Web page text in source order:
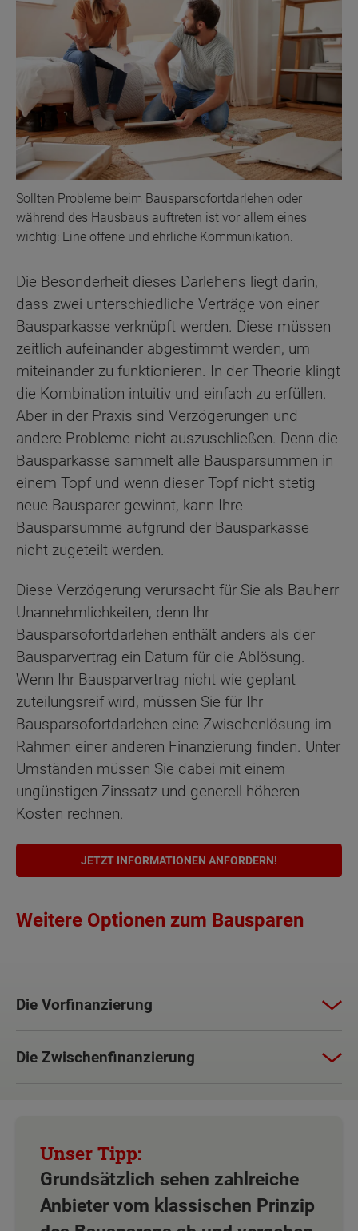
Sollten Probleme beim Bausparsofortdarlehen oder
während des Hausbaus auftreten ist vor allem eines
wichtig: Eine offene und ehrliche Kommunikation.
Die Besonderheit dieses Darlehens liegt darin,
dass zwei unterschiedliche Verträge von einer
Bausparkasse verknüpft werden. Diese müssen
zeitlich aufeinander abgestimmt werden, um
miteinander zu funktionieren. In der Theorie klingt
die Kombination intuitiv und einfach zu erfüllen.
Aber in der Praxis sind Verzögerungen und
andere Probleme nicht auszuschließen. Denn die
Bausparkasse sammelt alle Bausparsummen in
einem Topf und wenn dieser Topf nicht stetig
neue Bausparer gewinnt, kann Ihre
Bausparsumme aufgrund der Bausparkasse
nicht zugeteilt werden.
Diese Verzögerung verursacht für Sie als Bauherr
Unannehmlichkeiten, denn Ihr
Bausparsofortdarlehen enthält anders als der
Bausparvertrag ein Datum für die Ablösung.
Wenn Ihr Bausparvertrag nicht wie geplant
zuteilungsreif wird, müssen Sie für Ihr
Bausparsofortdarlehen eine Zwischenlösung im
Rahmen einer anderen Finanzierung finden. Unter
Umständen müssen Sie dabei mit einem
ungünstigen Zinssatz und generell höheren
Kosten rechnen.
JETZT INFORMATIONEN ANFORDERN!
Weitere Optionen zum Bausparen
Die Vorfinanzierung
Die Zwischenfinanzierung
Grundsätzlich sehen zahlreiche
Anbieter vom klassischen Prinzip